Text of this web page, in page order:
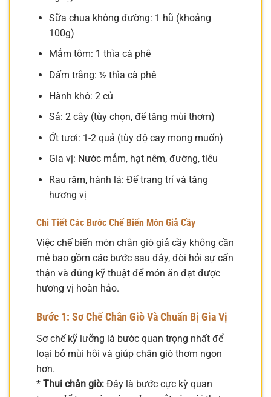
Sữa chua không đường: 1 hũ (khoảng
100g)
Mắm tôm: 1 thìa cà phê
Dấm trắng: ½ thìa cà phê
Hành khô: 2 củ
Sả: 2 cây (tùy chọn, để tăng mùi thơm)
Ớt tươi: 1-2 quả (tùy độ cay mong muốn)
Gia vị: Nước mắm, hạt nêm, đường, tiêu
Rau răm, hành lá: Để trang trí và tăng
hương vị
Chi Tiết Các Bước Chế Biến Món Giả Cầy
Việc chế biến món chân giò giả cầy không cần
mẻ bao gồm các bước sau đây, đòi hỏi sự cẩn
thận và đúng kỹ thuật để món ăn đạt được
hương vị hoàn hảo.
Bước 1: Sơ Chế Chân Giò Và Chuẩn Bị Gia Vị
Sơ chế kỹ lưỡng là bước quan trọng nhất để
loại bỏ mùi hôi và giúp chân giò thơm ngon
hơn.
* Thui chân giò: Đây là bước cực kỳ quan